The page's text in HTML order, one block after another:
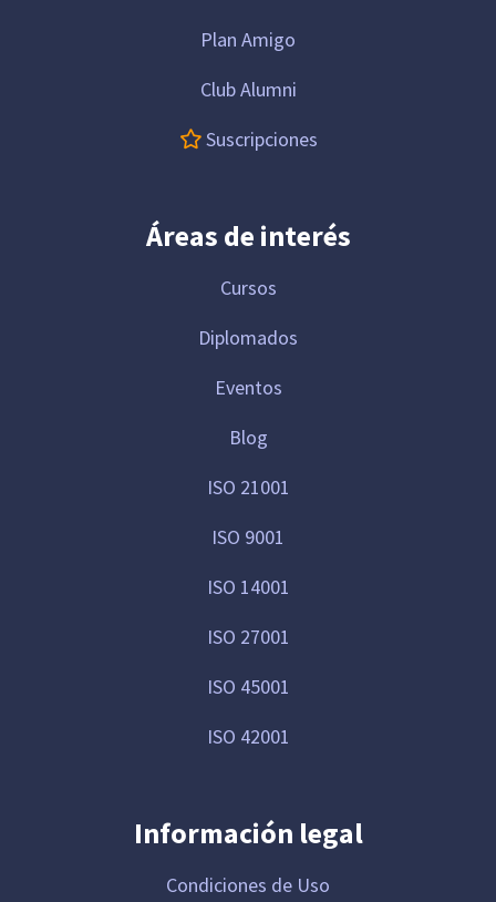
Plan Amigo
Club Alumni
Suscripciones
Áreas de interés
Cursos
Diplomados
Eventos
Blog
ISO 21001
ISO 9001
ISO 14001
ISO 27001
ISO 45001
ISO 42001
Información legal
Condiciones de Uso